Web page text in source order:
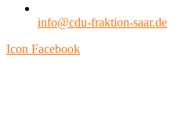
info@cdu-fraktion-saar.de
Icon Facebook